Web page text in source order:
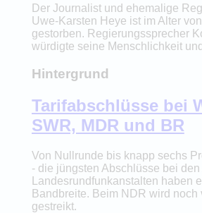
Der Journalist und ehemalige
Uwe-Karsten Heye ist im Alter
gestorben. Regierungssprecher
würdigte seine Menschlichkeit
Hintergrund
Tarifabschlüsse bei
SWR, MDR und BR
Von Nullrunde bis knapp sechs
- die jüngsten Abschlüsse bei
Landesrundfunkanstalten haben
Bandbreite. Beim NDR wird noch
gestreikt.